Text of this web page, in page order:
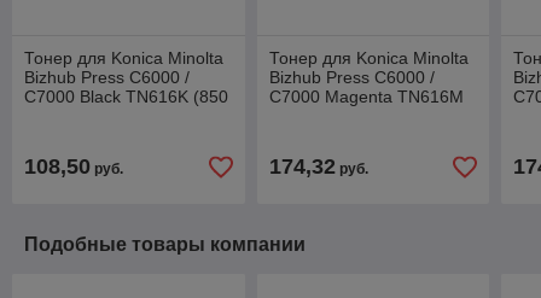
Тонер для Konica Minolta
Bizhub Press C6000 /
C7000 Black TN616K (850
108,50 руб.
Тонер для Konica Minolta
Bizhub Press C6000 /
C7000 Magenta TN616M
174,32руб.
Подобные товары компании